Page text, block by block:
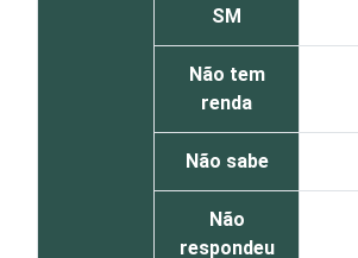
SM
Não tem
renda
Não sabe
Não
respondeu